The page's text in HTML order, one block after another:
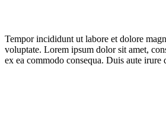
Tempor incididunt ut labore et dolore
voluptate. Lorem ipsum dolor sit amet,
ex ea commodo consequa. Duis aute